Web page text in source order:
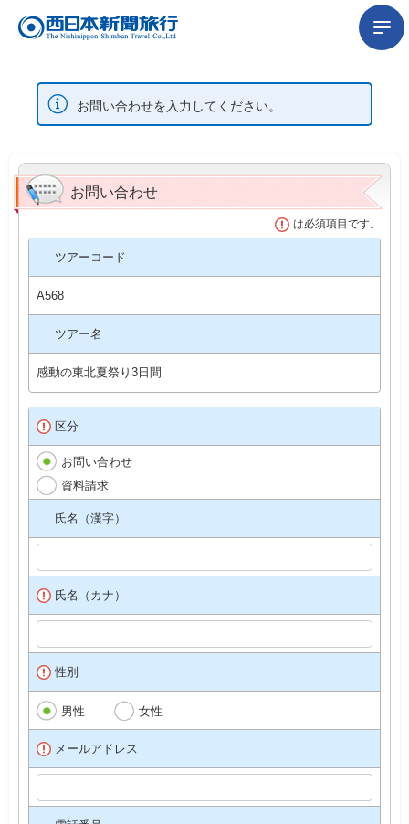
お問い合わせを入力してください。
お問い合わせ
は必須項目です。
ツアーコード
A568
ツアー名
感動の東北夏祭り3日間
区分
お問い合わせ
資料請求
氏名（漢字）
氏名（カナ）
性別
男性 女性
メールアドレス